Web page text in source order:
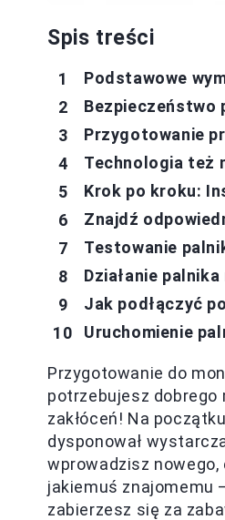
Spis treści
Podstawowe
Bezpieczeństwo
Przygotowanie
Technologia też
Krok po kroku:
Znajdź
Testowanie
Działanie
Jak podłączyć
Uruchomienie
Przygotowanie do
potrzebujesz dobrego
zakłóceń! Na
dysponował
wprowadzisz
jakiemuś znajomemu
zabierzesz się za